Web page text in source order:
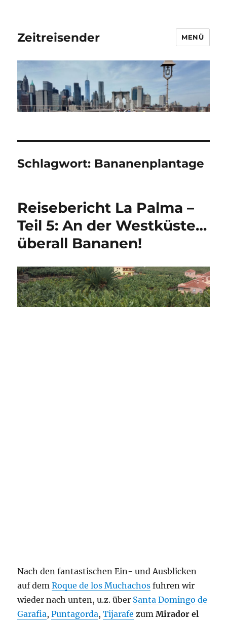
Zeitreisender MENÜ
Schlagwort: Bananenplantage
Reisebericht La Palma –
Teil 5: An der Westküste…
überall Bananen!
Nach den fantastischen Ein- und Ausblicken
auf demRoque de los Muchachos fuhren wir
wieder nach unten, u.z. über Santa Domingo de
Garafia,Puntagorda,Tijarafe zumMirador el